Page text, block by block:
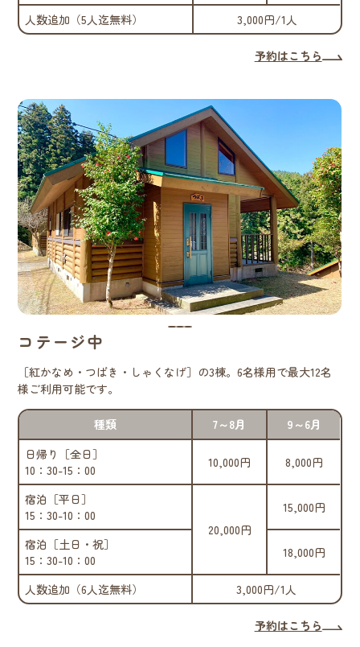
人数追加（5人迄無料） 3,000円/1人
予約はこちら
コテージ中
［紅かなめ・つばき・しゃくなげ］の3棟。6名様用で最大12名
様ご利用可能です。
種類 7～8月
9～6月
日帰り［全日］
10：30-15：00
10,000円 8,000円
宿泊［平日］
15：30-10：00
20,000円
15,000円
宿泊［土日・祝］
15：30-10：00
18,000円
人数追加（6人迄無料） 3,000円/1人
予約はこちら